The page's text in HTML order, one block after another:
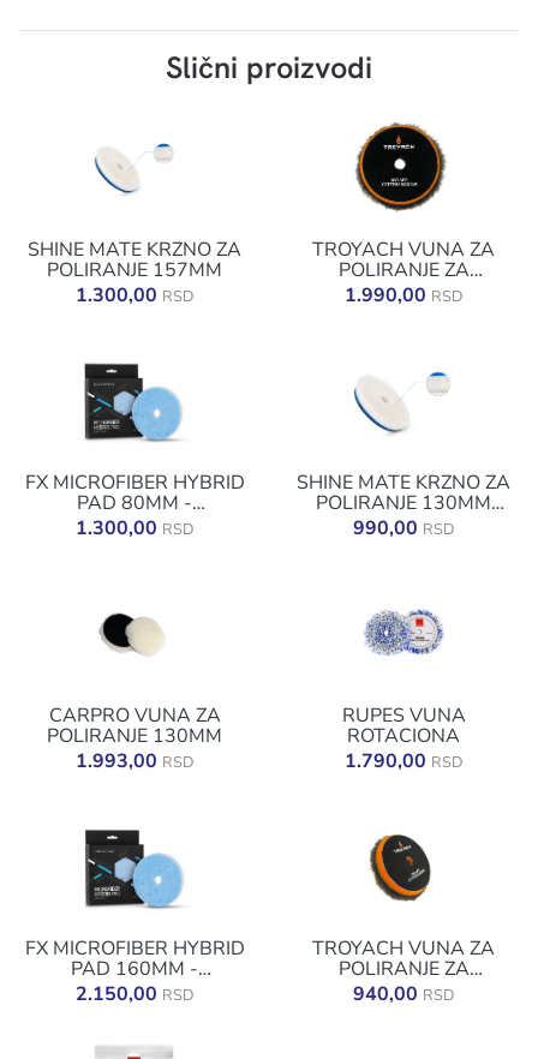
Slični proizvodi
SHINE MATE KRZNO ZA
POLIRANJE 157MM
1.300,00 RSD
TROYACH VUNA ZA
POLIRANJE ZA
ROTACIONU 150/160
MM
1.990,00 RSD
FX MICROFIBER HYBRID
PAD 80MM -
MIKROFIBER ZA
POLIRANJE
1.300,00 RSD
SHINE MATE KRZNO ZA
POLIRANJE 130MM
41955-A
990,00 RSD
CARPRO VUNA ZA
POLIRANJE 130MM
1.993,00 RSD
RUPES VUNA
ROTACIONA
1.790,00 RSD
FX MICROFIBER HYBRID
PAD 160MM -
MIKROFIBER ZA
POLIRANJE
2.150,00 RSD
TROYACH VUNA ZA
POLIRANJE ZA
ROTACIONU 80/90 MM
940,00 RSD